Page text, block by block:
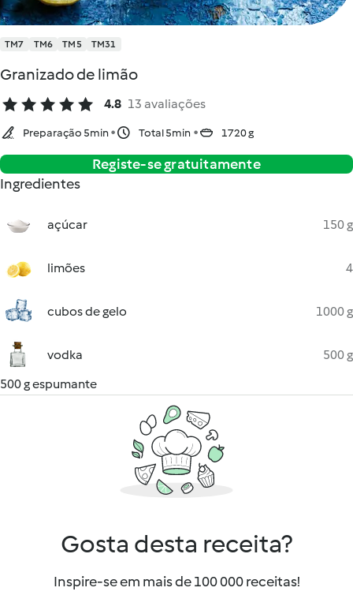
TM7 TM6 TM5 TM31
Granizado de limão
4.8 13 avaliações
Preparação 5min Total 5min 1720 g
Registe-se gratuitamente
Ingredientes
açúcar 150 g
limões 4
cubos de gelo 1000 g
vodka
500 g
500 g espumante
Gosta desta receita?
Inspire-se em mais de 100 000 receitas!